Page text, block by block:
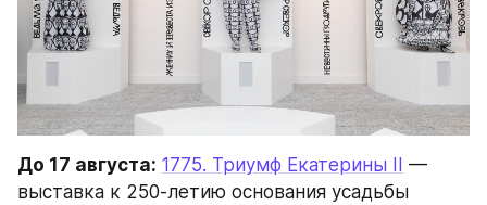
До 17 августа: 1775. Триумф Екатерины II
—
выставка к 250-летию основания усадьбы